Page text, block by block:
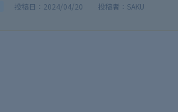
投稿日：2024/04/20 投稿者：SAKU